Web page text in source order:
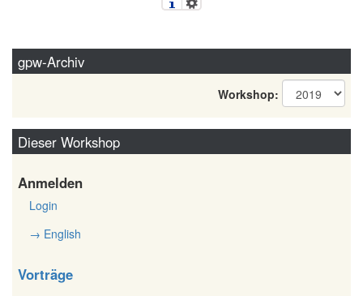
gpw-Archiv
Workshop:
Dieser Workshop
Anmelden
Login
→ English
Vorträge